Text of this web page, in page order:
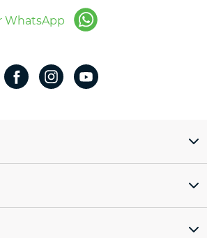
WhatsApp
# 309. Colonia la Nogalera.